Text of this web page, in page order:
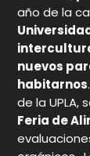
año de la
nuevos
habitarnos
de la UPLA,
Feria de